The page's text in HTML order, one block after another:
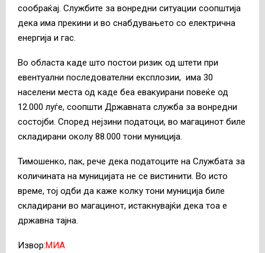
сообраќај. Службите за вонредни ситуации соопштија
дека има прекини и во снабдувањето со електрична
енергија и гас.
Во областа каде што постои ризик од штети при
евентуални последователни експлозии, има 30
населени места од каде беа евакуирани повеќе од
12.000 луѓе, соопшти Државната служба за вонредни
состојби. Според нејзини податоци, во магацинот биле
складирани околу 88.000 тони муниција.
Тимошенко, пак, рече дека податоците на Службата за
количината на муницијата не се вистинити. Во исто
време, тој одби да каже колку тони муниција биле
складирани во магацинот, истакнувајќи дека тоа е
државна тајна.
Извор:МИА